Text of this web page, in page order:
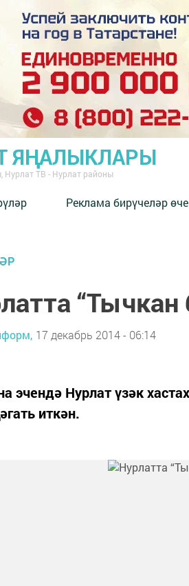
ЯҢАЛЫКЛАРЫ
Нурлат ТВ - Нурлат районы
Реклама бирүчеләр
“Тычкан
17 декабрь 2014 - 06:14
эчендә Нурлат үзәк
иткән.